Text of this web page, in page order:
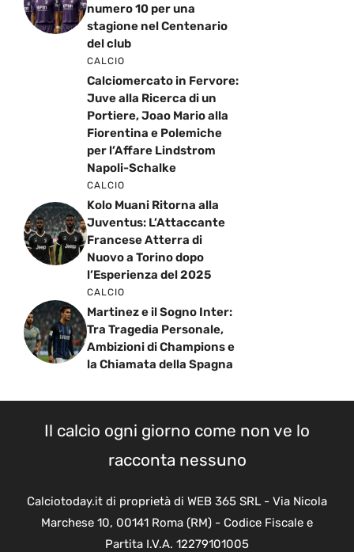
numero 10 per una
stagione nel Centenario
del club
CALCIO
Calciomercato in Fervore:
Juve alla Ricerca di un
Portiere, Joao Mario alla
Fiorentina e Polemiche
per l’Affare Lindstrom
Napoli-Schalke
CALCIO
Kolo Muani Ritorna alla
Juventus: L’Attaccante
Francese Atterra di
Nuovo a Torino dopo
l’Esperienza del 2025
CALCIO
Martinez e il Sogno Inter:
Tra Tragedia Personale,
Ambizioni di Champions e
la Chiamata della Spagna
Il calcio ogni giorno come non ve lo
racconta nessuno
Calciotoday.it di proprietà di WEB 365 SRL - Via Nicola
Marchese 10, 00141 Roma (RM) - Codice Fiscale e
Partita I.V.A. 12279101005